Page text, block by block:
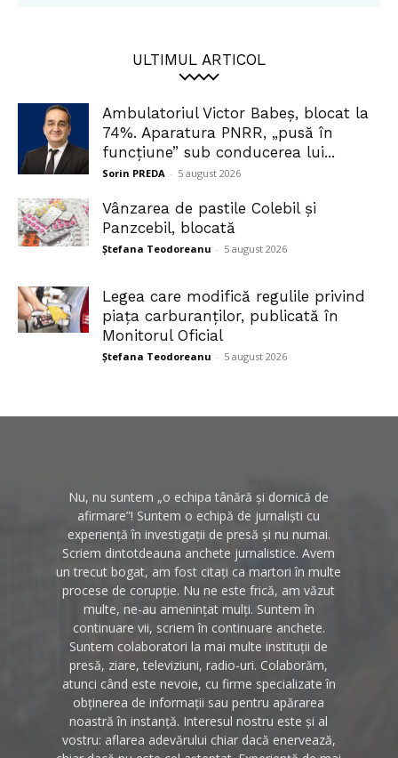
ULTIMUL ARTICOL
Ambulatoriul Victor Babeș, blocat la
74%. Aparatura PNRR, „pusă în
funcțiune” sub conducerea lui...
Sorin PREDA - 5 august 2026
Vânzarea de pastile Colebil și
Panzcebil, blocată
Ștefana Teodoreanu - 5 august 2026
Legea care modifică regulile privind
piața carburanților, publicată în
Monitorul Oficial
Ștefana Teodoreanu - 5 august 2026
Nu, nu suntem „o echipa tânără și dornică de
afirmare”! Suntem o echipă de jurnaliști cu
experiență în investigații de presă și nu numai.
Scriem dintotdeauna anchete jurnalistice. Avem
un trecut bogat, am fost citați ca martori în multe
procese de corupție. Nu ne este frică, am văzut
multe, ne-au amenințat mulți. Suntem în
continuare vii, scriem în continuare anchete.
Suntem colaboratori la mai multe instituții de
presă, ziare, televiziuni, radio-uri. Colaborăm,
atunci când este nevoie, cu firme specializate în
obținerea de informații sau pentru apărarea
noastră în instanță. Interesul nostru este și al
vostru: aflarea adevărului chiar dacă enervează,